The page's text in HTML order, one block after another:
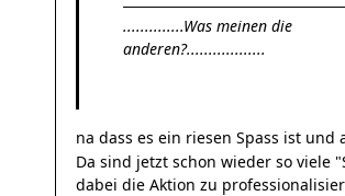
..............Was meinen die
anderen?..................
na dass es ein riesen Spass ist und
Da sind jetzt schon wieder so viele
dabei die Aktion zu